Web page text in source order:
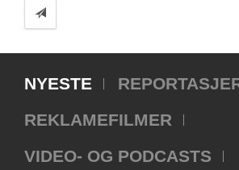
NYESTE
REKLAMEFILMER
VIDEO- OG PODCASTS